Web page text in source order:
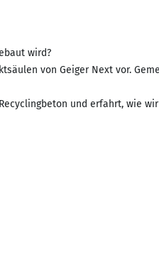
wird?
von Geiger Next vor.
und erfahrt, wie